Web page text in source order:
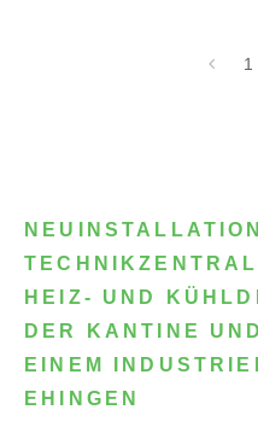
1
HEIZ- UND
DER KANTINE
EINEM
EHINGEN